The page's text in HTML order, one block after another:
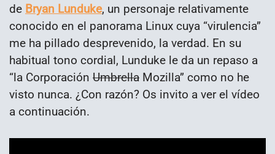
de Bryan Lunduke, un personaje relativamente
conocido en el panorama Linux cuya “virulencia”
me ha pillado desprevenido, la verdad. En su
habitual tono cordial, Lunduke le da un repaso a
“la Corporación Umbrella Mozilla” como no he
visto nunca. ¿Con razón? Os invito a ver el vídeo
a continuación.